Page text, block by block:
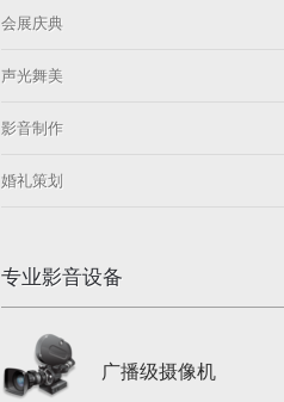
会展庆典
声光舞美
影音制作
婚礼策划
专业影音设备
广播级摄像机